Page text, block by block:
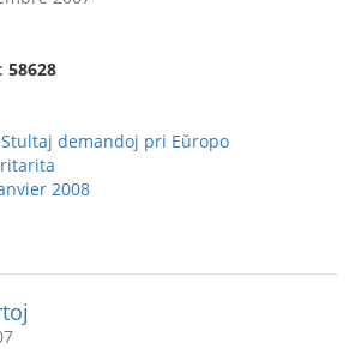
58628
Stultaj demandoj pri Eŭropo
ritarita
2008